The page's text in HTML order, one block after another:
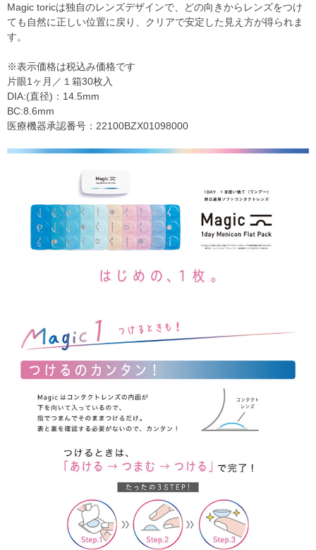
Magic toricは独自のレンズデザインで、どの向きからレンズをつけ
ても自然に正しい位置に戻り、クリアで安定した見え方が得られま
す。
※表示価格は税込み価格です
片眼1ヶ月／１箱30枚入
DIA:(直径)：14.5mm
BC:8.6mm
医療機器承認番号：22100BZX01098000